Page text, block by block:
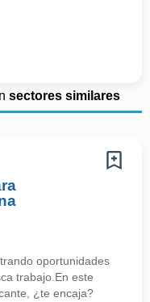
sectores similares
oportunidades
trabajo.En este
¿te encaja?